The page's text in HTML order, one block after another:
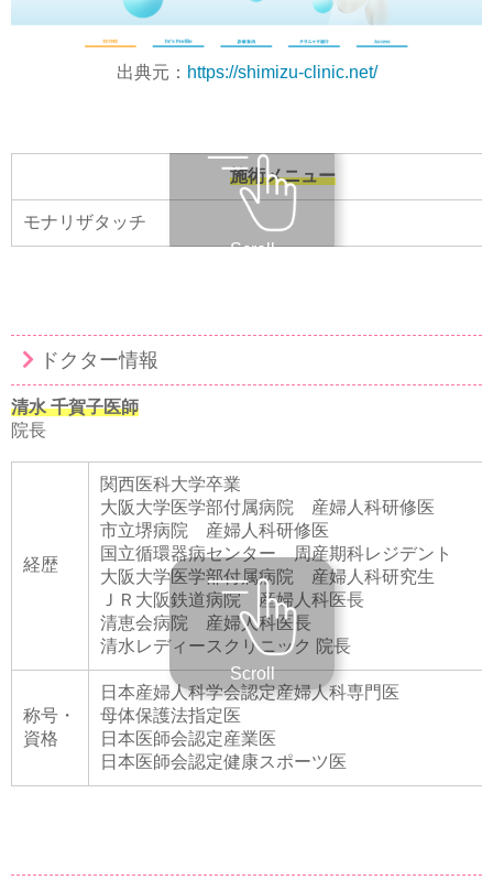
出典元： https://shimizu-clinic.net/
施術メニュー
モナリザタッチ
Scroll
ドクター情報
清水 千賀子医師
院長
経歴
関西医科大学卒業
大阪大学医学部付属病院 産婦人科研修医
市立堺病院 産婦人科研修医
国立循環器病センター 周産期科レジデント
大阪大学医学部付属病院 産婦人科研究生
ＪＲ大阪鉄道病院 産婦人科医長
清恵会病院 産婦人科医長
清水レディースクリニック 院長
称号・
資格
日本産婦人科学会認定産婦人科専門医
母体保護法指定医
日本医師会認定産業医
日本医師会認定健康スポーツ医
Scroll